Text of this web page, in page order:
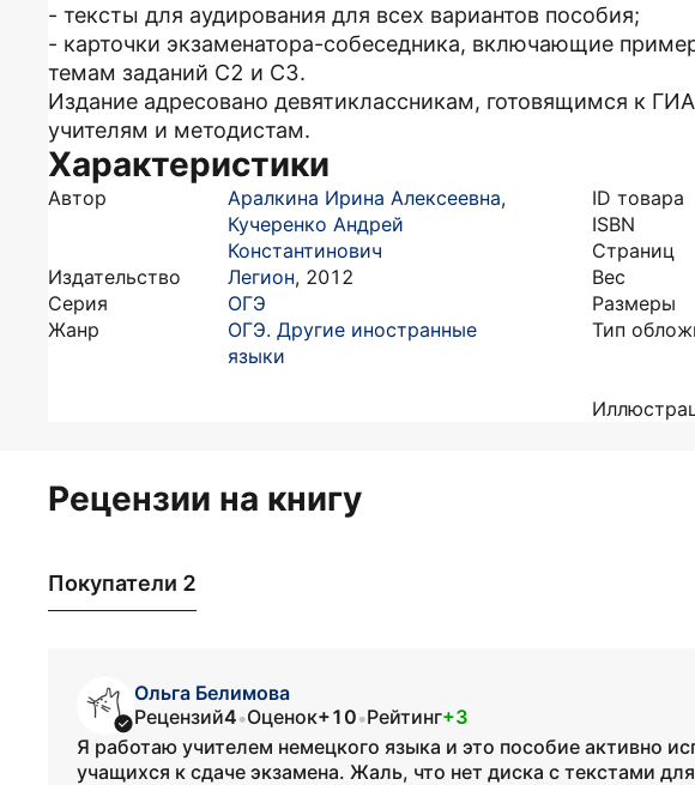
- тексты для аудирования для всех вариантов пособия;
- карточки экзаменатора-собеседника, включающие
темам заданий С2 и С3.
Издание адресовано девятиклассникам, готовящимся к
учителям и методистам.
Характеристики
Автор Аралкина Ирина Алексеевна,
Кучеренко Андрей
Константинович
Издательство
Легион, 2012
Серия
ОГЭ
Жанр
ОГЭ. Другие иностранные
языки
ID товара
ISBN
Страниц
Вес
Размеры
Тип
Рецензии на книгу
Покупатели 2
Ольга Белимова
Рецензий4•Оценок+10•Рейтинг+3
Я работаю учителем немецкого языка и это пособие активно
учащихся к сдаче экзамена. Жаль, что нет диска с текстами